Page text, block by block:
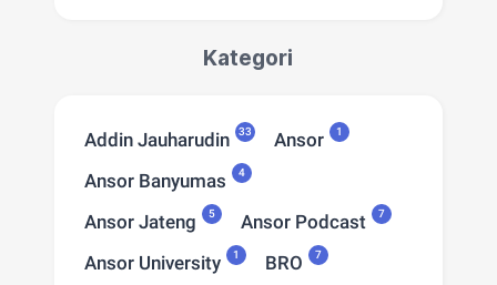
Kategori
Addin Jauharudin 33 Ansor 1
Ansor Banyumas 4
Ansor Jateng 5 Ansor Podcast 7
Ansor University 1 BRO 7